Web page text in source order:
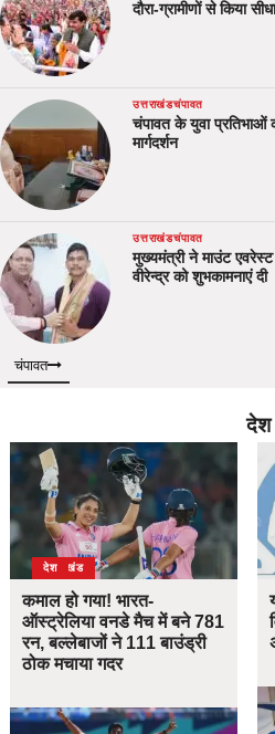
दौरा-ग्रामीणों से किया
उत्तराखंडचंपावत
चंपावत के युवा प्रतिभाओं
मार्गदर्शन
उत्तराखंडचंपावत
मुख्यमंत्री ने माउंट
वीरेन्द्र को शुभकामनाएं दी
चंपावत
देश
उत्तराखंड
देश
कमाल हो गया! भारत-
ऑस्ट्रेलिया वनडे मैच में बने 781
रन, बल्लेबाजों ने 111 बाउंड्री
ठोक मचाया गदर